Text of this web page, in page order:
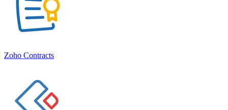
Zoho Contracts